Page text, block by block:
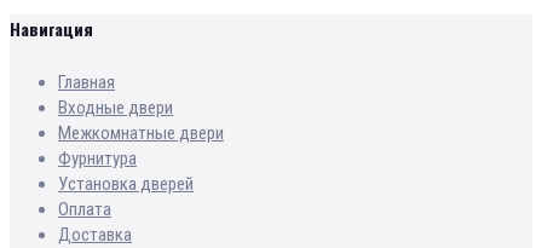
Навигация
Главная
Входные двери
Межкомнатные двери
Фурнитура
Установка дверей
Оплата
Доставка